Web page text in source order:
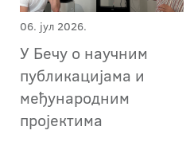
06. јул 2026.
У Бечу о научним
публикацијама и
међународним
пројектима